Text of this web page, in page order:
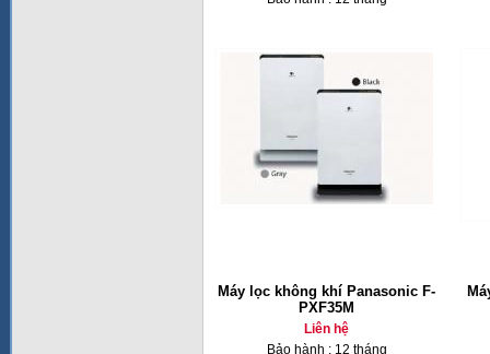
Máy lọc không khí Panasonic F-
PXF35M
Liên hệ
Bảo hành : 12 tháng